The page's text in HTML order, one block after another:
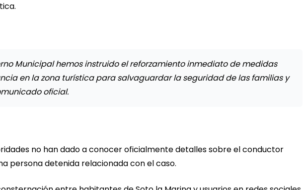
Municipal hemos instruido el reforzamiento inmediato de medidas
en la zona turística para salvaguardar la seguridad de las familias y
oficial.
no han dado a conocer oficialmente detalles sobre el conductor
persona detenida relacionada con el caso.